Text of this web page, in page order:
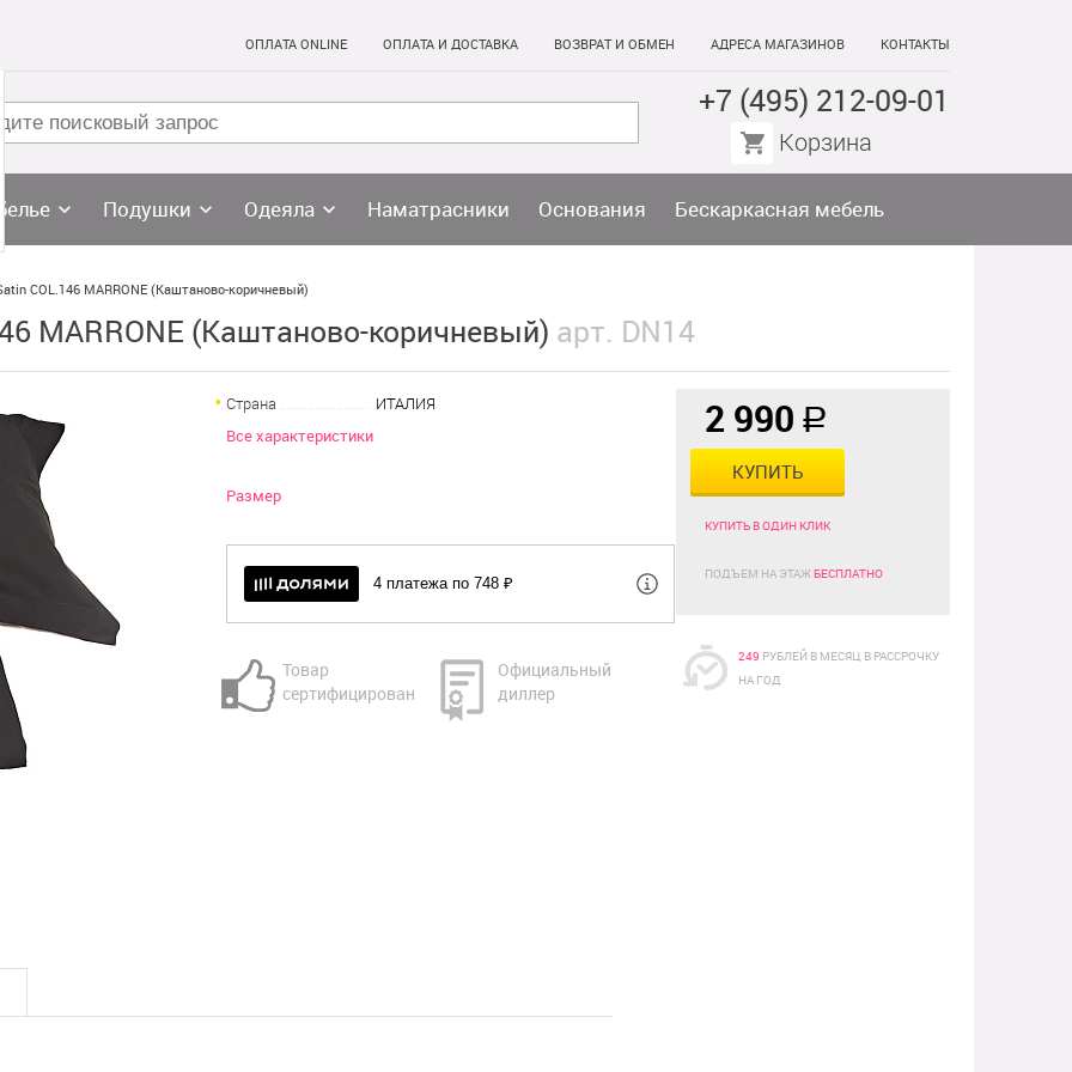
ОПЛАТА ONLINE ОПЛАТА И ДОСТАВКА ВОЗВРАТ И ОБМЕН АДРЕСА МАГАЗИНОВ КОНТАКТЫ
+7 (495) 212-09-01
Корзина
Подушки Одеяла Наматрасники Основания Бескаркасная мебель
COL.146 MARRONE (Каштаново-коричневый)
MARRONE (Каштаново-коричневый) арт. DN14
Страна
ИТАЛИЯ
Все характеристики
Размер
4 платежа по 748 ₽
Товар
сертифицирован
Официальный
диллер
2 990 a
КУПИТЬ
КУПИТЬ В ОДИН КЛИК
ПОДЪЕМ НА ЭТАЖБЕСПЛАТНО
249 РУБЛЕЙ В МЕСЯЦ В РАССРОЧКУ
НА ГОД